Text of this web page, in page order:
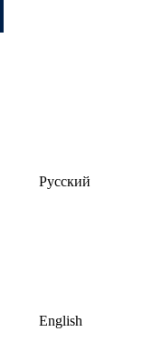
Русский
English